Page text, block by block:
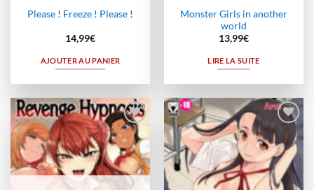
Please ! Freeze ! Please !
14,99€
AJOUTER AU PANIER
Monster Girls in another
world
13,99€
LIRE LA SUITE
Ajouter
à la
wishlist
Ajouter
à la
wishlist